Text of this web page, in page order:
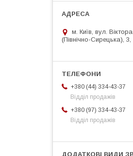
м. Київ, вул.
(Північно-Сирецька), 3,
+380 (44) 334-43-37
Відділ продажів
+380 (97) 334-43-37
Відділ продажів